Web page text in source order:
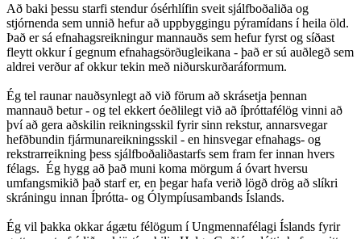
Að baki þessu starfi stendur ósérhlífin sveit sjálfboðaliða og
stjórnenda sem unnið hefur að uppbyggingu pýramídans í heila öld.
Það er sá efnahagsreikningur mannauðs sem hefur fyrst og síðast
fleytt okkur í gegnum efnahagsörðugleikana - það er sú auðlegð sem
aldrei verður af okkur tekin með niðurskurðaráformum.
Ég tel raunar nauðsynlegt að við förum að skrásetja þennan
mannauð betur - og tel ekkert óeðlilegt við að íþróttafélög vinni að
því að gera aðskilin reikningsskil fyrir sinn rekstur, annarsvegar
hefðbundin fjármunareikningsskil - en hinsvegar efnahags- og
rekstrarreikning þess sjálfboðaliðastarfs sem fram fer innan hvers
félags. Ég hygg að það muni koma mörgum á óvart hversu
umfangsmikið það starf er, en þegar hafa verið lögð drög að slíkri
skráningu innan Íþrótta- og Ólympíusambands Íslands.
Ég vil þakka okkar ágætu félögum í Ungmennafélagi Íslands fyrir